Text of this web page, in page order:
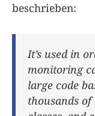
beschrieben:
It’s used in
monitoring
large code
thousands of